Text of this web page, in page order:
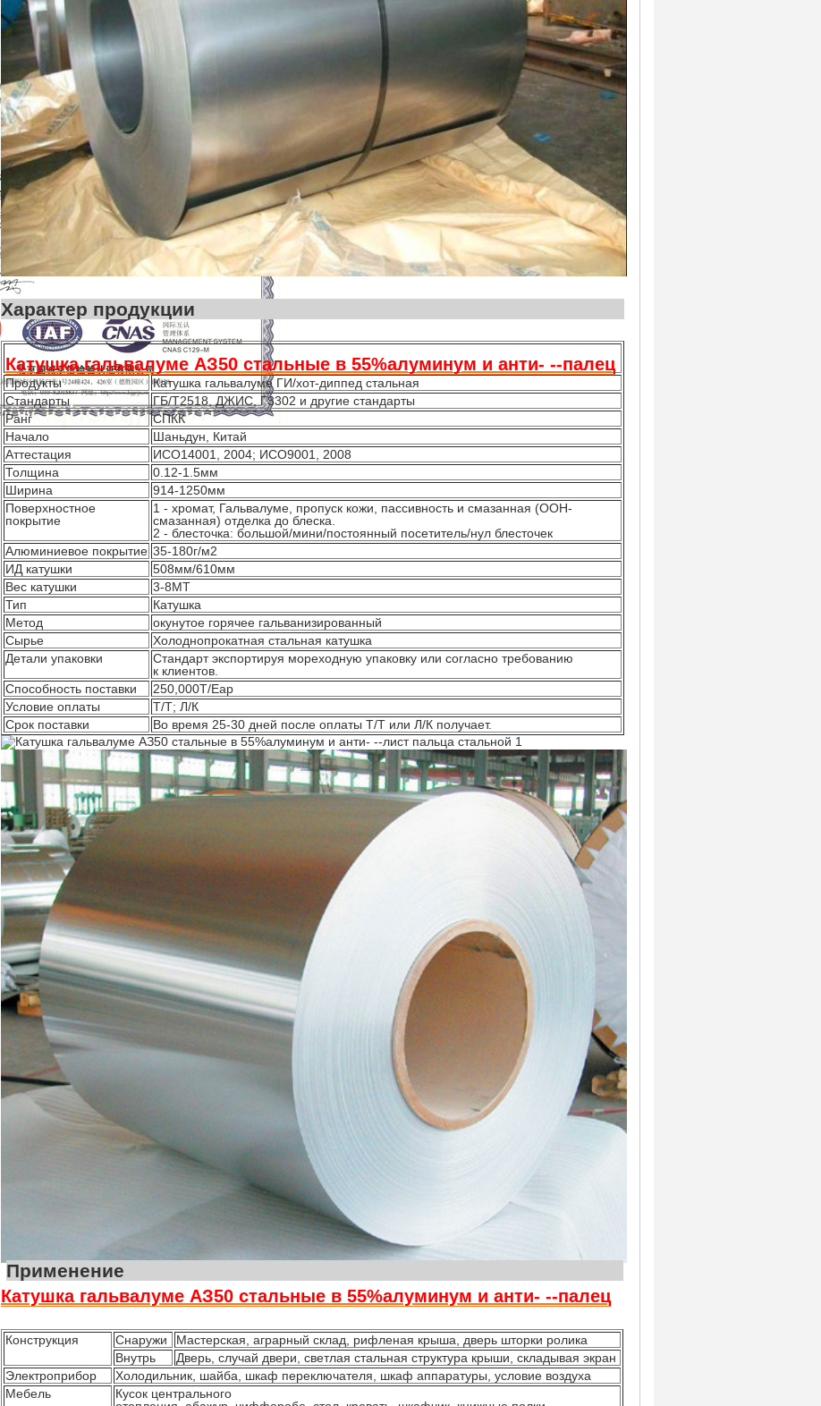
Характер продукции
Катушка гальвалуме АЗ50 стальные в 55%алуминум и анти- --палец
Продукты
Катушка гальвалуме ГИ/хот-диппед стальная
Стандарты
ГБ/Т2518, ДЖИС, Г3302 и другие стандарты
Ранг
СПКК
Начало
Шаньдун, Китай
Аттестация
ИСО14001, 2004; ИСО9001, 2008
Толщина
0.12-1.5мм
Ширина
914-1250мм
Поверхностное
покрытие
1 - хромат, Гальвалуме, пропуск кожи, пассивность и смазанная (ООН-
смазанная) отделка до блеска.
2 - блесточка: большой/мини/постоянный посетитель/нул блесточек
Алюминиевое покрытие 35-180г/м2
ИД катушки
508мм/610мм
Вес катушки
3-8МТ
Тип
Катушка
Метод
окунутое горячее гальванизированный
Сырье
Холоднопрокатная стальная катушка
Детали упаковки
Стандарт экспортируя мореходную упаковку или согласно требованию
к клиентов.
Способность поставки
250,000Т/Еар
Условие оплаты
Т/Т; Л/К
Срок поставки
Во время 25-30 дней после оплаты Т/Т или Л/К получает.
Применение
Катушка гальвалуме АЗ50 стальные в 55%алуминум и анти- --палец
Конструкция Снаружи
Мастерская, аграрный склад, рифленая крыша, дверь шторки ролика
Внутрь
Дверь, случай двери, светлая стальная структура крыши, складывая экран
Электроприбор
Холодильник, шайба, шкаф переключателя, шкаф аппаратуры, условие воздуха
Мебель
Кусок центрального